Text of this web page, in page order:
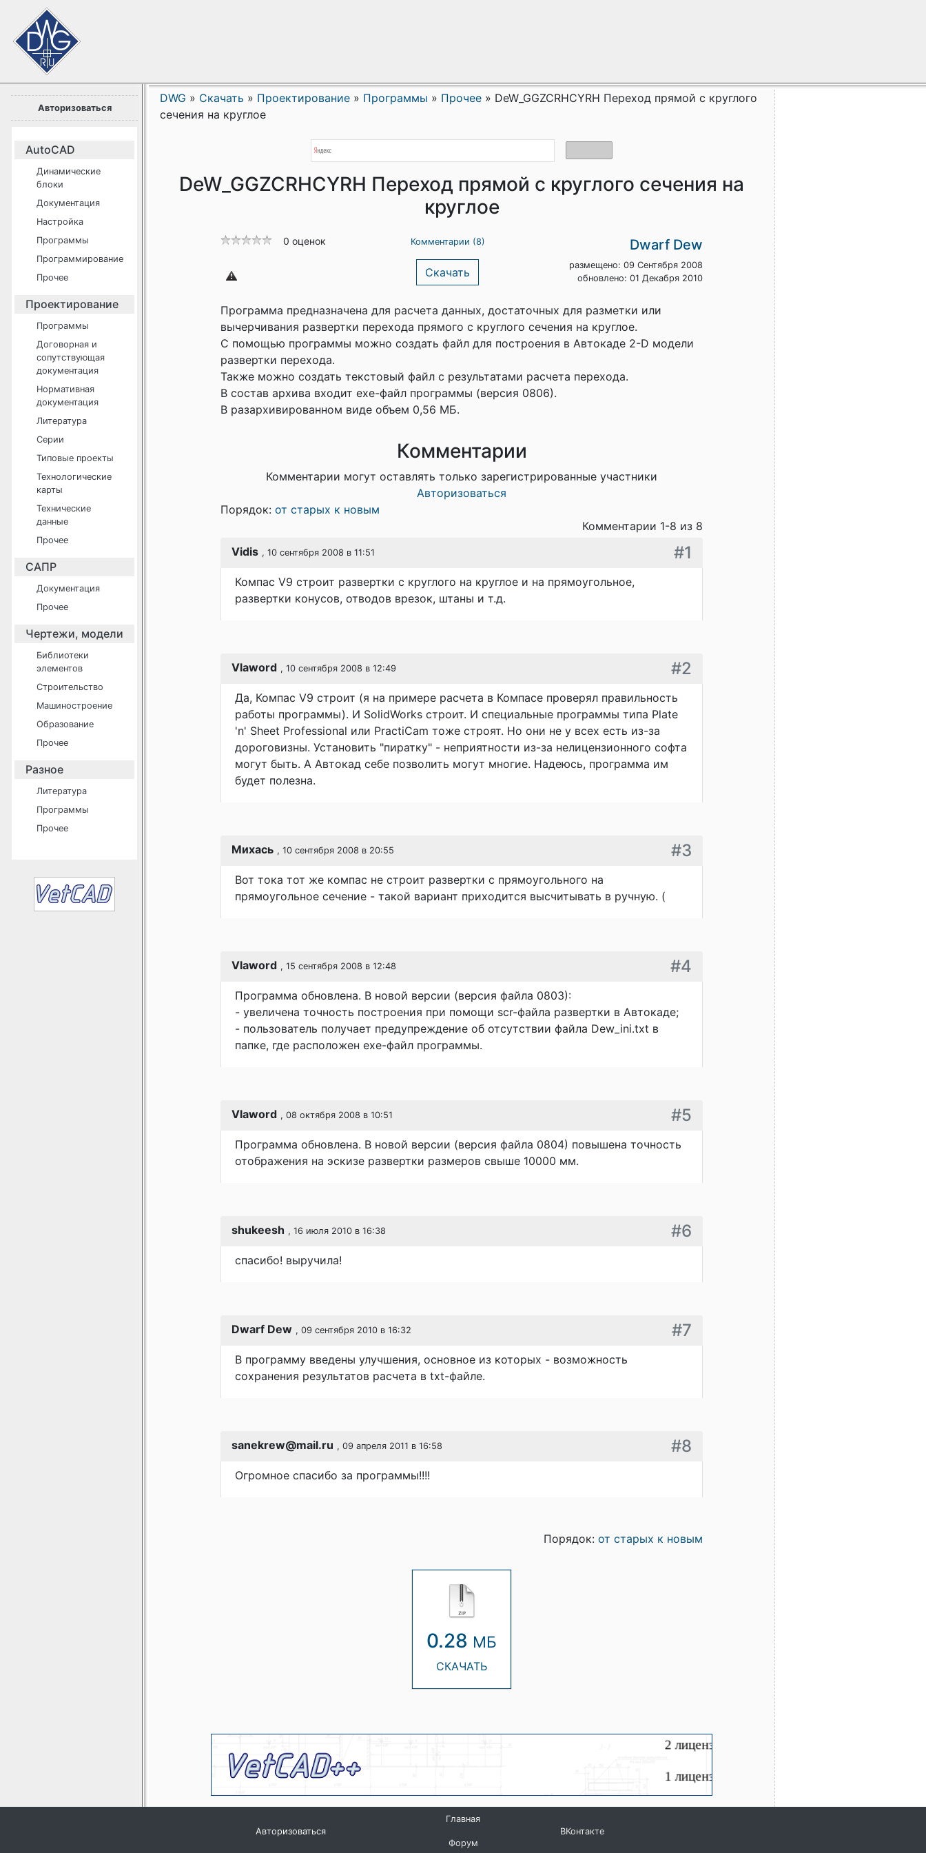
Авторизоваться
AutoCAD
Динамические
блоки
Документация
Настройка
Программы
Программирование
Прочее
Проектирование
Программы
Договорная и
сопутствующая
документация
Нормативная
документация
Литература
Серии
Типовые проекты
Технологические
карты
Технические
данные
Прочее
САПР
Документация
Прочее
Чертежи, модели
Библиотеки
элементов
Строительство
Машиностроение
Образование
Прочее
Разное
Литература
Программы
Прочее
DWG » Скачать » Проектирование » Программы » Прочее » DeW_GGZCRHCYRH Переход прямой с круглого
сечения на круглое
DeW_GGZCRHCYRH Переход прямой с круглого сечения на
круглое
0 оценок Комментарии (8)
Скачать
Dwarf Dew
размещено: 09 Сентября 2008
обновлено: 01 Декабря 2010
Программа предназначена для расчета данных, достаточных для разметки или
вычерчивания развертки перехода прямого с круглого сечения на круглое.
С помощью программы можно создать файл для построения в Автокаде 2-D модели
развертки перехода.
Также можно создать текстовый файл с результатами расчета перехода.
В состав архива входит ехе-файл программы (версия 0806).
В разархивированном виде объем 0,56 МБ.
Комментарии
Комментарии могут оставлять только зарегистрированные участники
Авторизоваться
Порядок: от старых к новым
Комментарии 1-8 из 8
Vidis , 10 сентября 2008 в 11:51 #1
Компас V9 строит развертки с круглого на круглое и на прямоугольное,
развертки конусов, отводов врезок, штаны и т.д.
Vlaword , 10 сентября 2008 в 12:49 #2
Да, Компас V9 строит (я на примере расчета в Компасе проверял правильность
работы программы). И SolidWorks строит. И специальные программы типа Plate
'n' Sheet Professional или PractiCam тоже строят. Но они не у всех есть из-за
дороговизны. Установить "пиратку" - неприятности из-за нелицензионного софта
могут быть. А Автокад себе позволить могут многие. Надеюсь, программа им
будет полезна.
Михась , 10 сентября 2008 в 20:55 #3
Вот тока тот же компас не строит развертки с прямоугольного на
прямоугольное сечение - такой вариант приходится высчитывать в ручную. (
Vlaword , 15 сентября 2008 в 12:48 #4
Программа обновлена. В новой версии (версия файла 0803):
- увеличена точность построения при помощи scr-файла развертки в Автокаде;
- пользователь получает предупреждение об отсутствии файла Dew_ini.txt в
папке, где расположен ехе-файл программы.
Vlaword , 08 октября 2008 в 10:51 #5
Программа обновлена. В новой версии (версия файла 0804) повышена точность
отображения на эскизе развертки размеров свыше 10000 мм.
shukeesh , 16 июля 2010 в 16:38 #6
спасибо! выручила!
Dwarf Dew , 09 сентября 2010 в 16:32 #7
В программу введены улучшения, основное из которых - возможность
сохранения результатов расчета в txt-файле.
sanekrew@mail.ru , 09 апреля 2011 в 16:58 #8
Огромное спасибо за программы!!!!
Порядок: от старых к новым
0.28 МБ
СКАЧАТЬ
Авторизоваться
Главная
Форум
ВКонтакте